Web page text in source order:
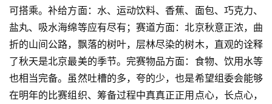
可搭乘。补给方面：水、运动饮料、香蕉、面包、巧克力、
盐丸、吸水海绵等应有尽有；赛道方面：北京秋意正浓，曲
折的山间公路，飘落的树叶，层林尽染的树木，直观的诠释
了秋天是北京最美的季节。完赛物品方面：食物、饮用水等
也相当完备。虽然吐槽的多，夸的少，也是希望组委会能够
在明年的比赛组织、筹备过程中真真正正用点心，长点心，